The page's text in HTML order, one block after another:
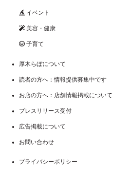
イベント
美容・健康
子育て
厚木らぼについて
読者の方へ：情報提供募集中です
お店の方へ：店舗情報掲載について
プレスリリース受付
広告掲載について
お問い合わせ
プライバシーポリシー